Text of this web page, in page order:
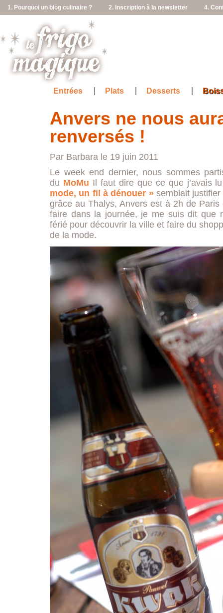
1. Pourquoi un blog culinaire ? 2. Inscription à la newsletter 4.
Entrées Plats Desserts
Anvers ne nous
renversés !
Par Barbara le 19 juin 2011
Le week end dernier, nous sommes
du MoMu Il faut dire que ce que j’avais
mode, un fil à dénouer »semblait justifier
grâce au Thalys, Anvers est à 2h de Paris
faire dans la journée, je me suis dit que
férié pour découvrir la ville et faire du
de la mode.